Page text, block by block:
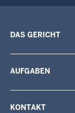
DAS GERICHT
AUFGABEN
KONTAKT